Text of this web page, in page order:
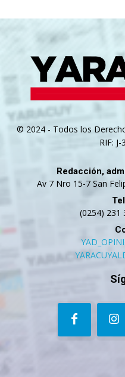
© 2024 - Todos los
RIF:
Redacción,
Av 7 Nro 15-7 San
(0254) 231